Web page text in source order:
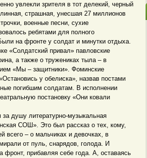
увлекли зрителя в тот делекий, черный
страшная, унесшая 27 миллионов
военные песни, сухие
ребятами для полного
на фронте у солдат и минутки отдыха.
«Солдатский привал» павловские
а также о тружениках тыла – в
«Мы – защитники». Фоминские
у обелиска», назвав постами
погибшим солдатам. В исполнении
постановку «Они ковали
душу литературно-музыкальная
СОШ». Это был рассказ о тех, кому,
всего – о мальчиках и девочках, в
от пуль, снарядов, голода. И
фронт, прибавляя себе года. А, оставаясь